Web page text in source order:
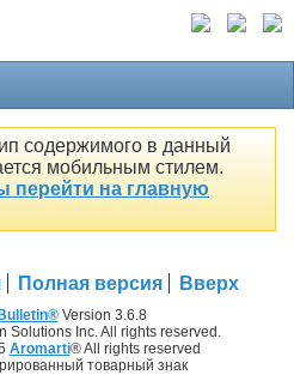
содержимого в данный
мобильным стилем.
перейти на главную
Полная версия Вверх
Version 3.6.8
Inc. All rights reserved.
Aromarti® All rights reserved
товарный знак